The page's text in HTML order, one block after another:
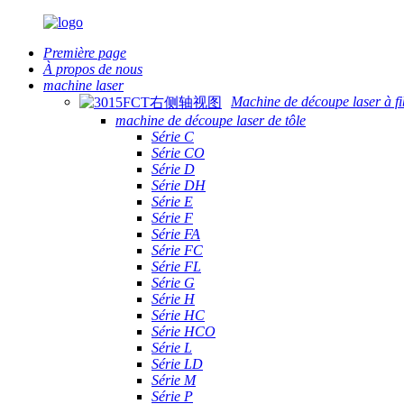
Première page
À propos de nous
machine laser
Machine de découpe laser à
machine de découpe laser de tôle
Série C
Série CO
Série D
Série DH
Série E
Série F
Série FA
Série FC
Série FL
Série G
Série H
Série HC
Série HCO
Série L
Série LD
Série M
Série P